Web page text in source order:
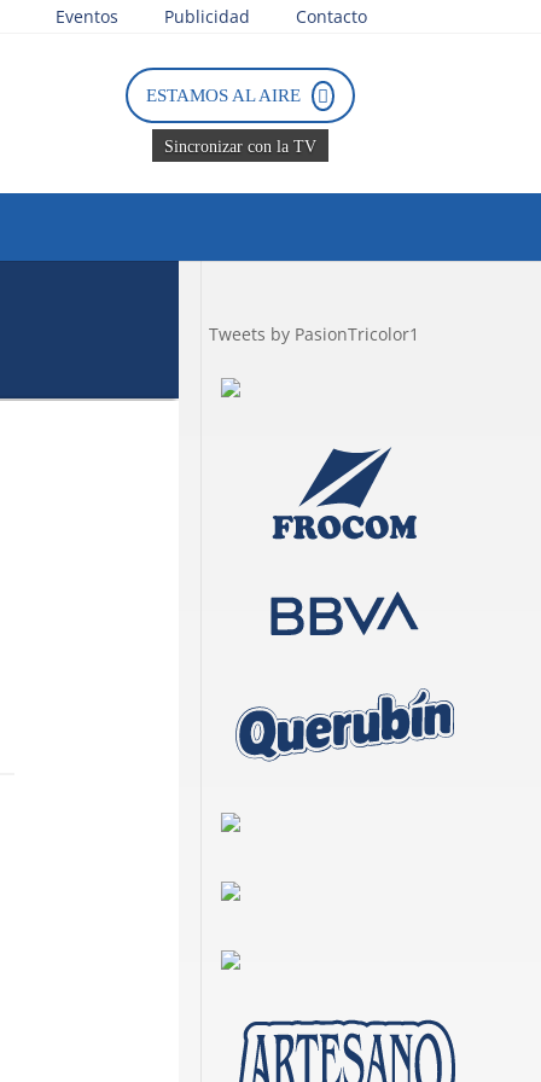
Eventos Publicidad Contacto
ESTAMOS AL AIRE
Sincronizar con la TV
Tweets by PasionTricolor1